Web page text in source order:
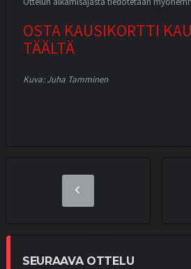
OSTA KAUSIKORTTI
TÄÄLTÄ
Kuva: Juha Tamminen
SEURAAVA OTTELU